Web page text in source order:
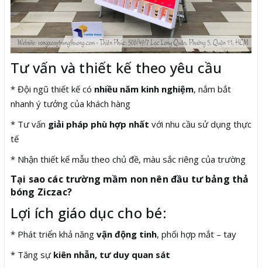
Tư vấn và thiết kế theo yêu cầu
* Đội ngũ thiết kế có nhiều năm kinh nghiệm, nắm bắt
nhanh ý tưởng của khách hàng
* Tư vấn giải pháp phù hợp nhất với nhu cầu sử dụng thực
tế
* Nhận thiết kế mẫu theo chủ đề, màu sắc riêng của trường
Tại sao các trường mầm non nên đầu tư bảng thả
bóng Ziczac?
Lợi ích giáo dục cho bé:
* Phát triển khả năng vận động tinh, phối hợp mắt – tay
* Tăng sự kiên nhẫn, tư duy quan sát